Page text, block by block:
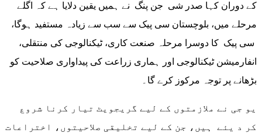
کے دوران کہا صدر شی جن پنگ نے ہمیں یقین دلایا ہے کہ اگلے
مرحلے میں، بلوچستان سی پیک سے سب سے زیادہ مستفید ہوگا،
سی پیک کا دوسرا مرحلہ صنعت کاری، ٹیکنالوجی کی منتقلی،
انفارمیشن ٹیکنالوجی اور ہماری زراعت کی پیداواری صلاحیت کو
بڑھانے پر توجہ مرکوز کرے گا۔
کر د یئے ہیں، جن کے لیے تخلیقی صلاحیتوں، اختراعات